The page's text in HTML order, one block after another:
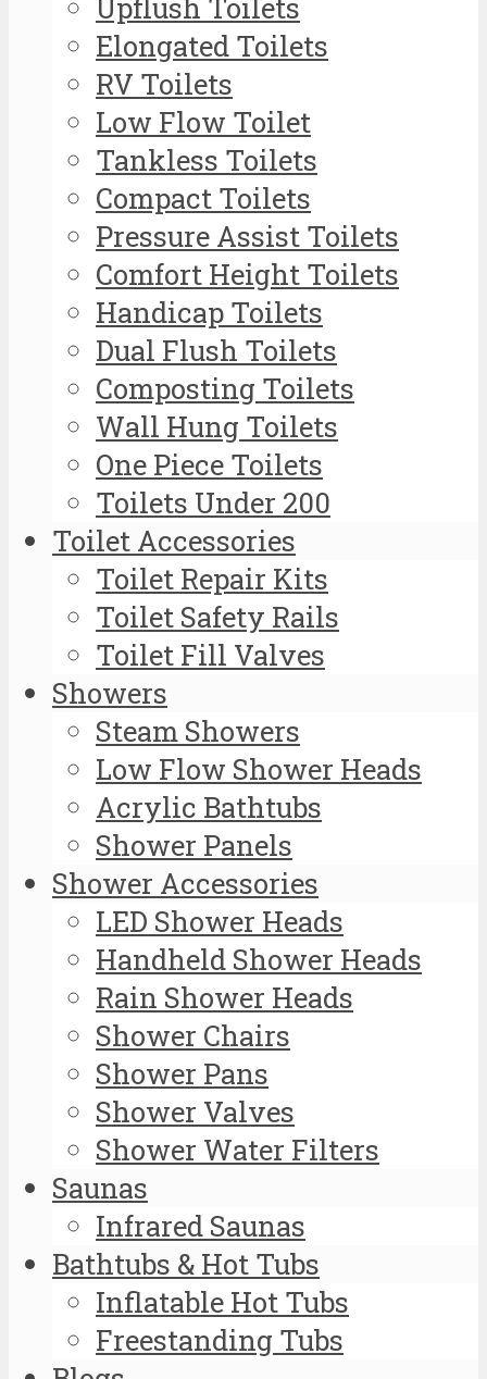
Elongated Toilets
RV Toilets
Low Flow Toilet
Tankless Toilets
Compact Toilets
Pressure Assist Toilets
Comfort Height Toilets
Handicap Toilets
Dual Flush Toilets
Composting Toilets
Wall Hung Toilets
One Piece Toilets
Toilets Under 200
Toilet Accessories
Toilet Repair Kits
Toilet Safety Rails
Toilet Fill Valves
Showers
Steam Showers
Low Flow Shower Heads
Acrylic Bathtubs
Shower Panels
Shower Accessories
LED Shower Heads
Handheld Shower Heads
Rain Shower Heads
Shower Chairs
Shower Pans
Shower Valves
Shower Water Filters
Saunas
Infrared Saunas
Bathtubs & Hot Tubs
Inflatable Hot Tubs
Freestanding Tubs